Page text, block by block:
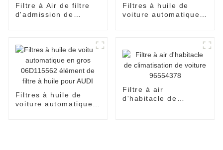
Filtre à Air de filtre
d'admission de
T6 2.0
Filtres à huile de
voiture automatique
huile 03C115562 pour
VAG
Filtres à huile de
voiture automatique
Filtre à air
d'habitacle de